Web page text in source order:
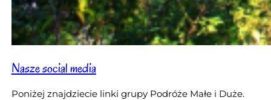
Nasze social media
Poniżej znajdziecie linki grupy Podróże Małe i Duże.